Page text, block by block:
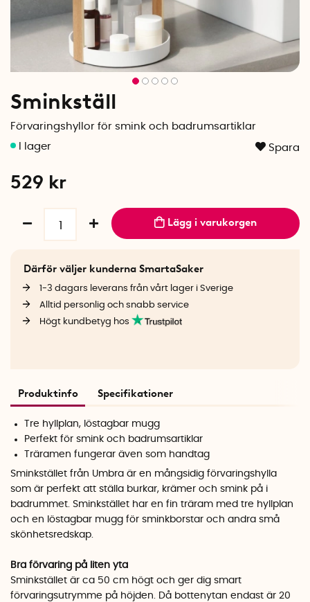
Sminkställ
Förvaringshyllor för smink och badrumsartiklar
Spara
529 kr
Lägg i varukorgen
Därför väljer kunderna SmartaSaker
1-3 dagars leverans från vårt lager i Sverige
Alltid personlig och snabb service
Högt kundbetyg hos
Produktinfo Specifikationer
Tre hyllplan, löstagbar mugg
Perfekt för smink och badrumsartiklar
Träramen fungerar även som handtag
Sminkstället från Umbra är en mångsidig förvaringshylla
som är perfekt att ställa burkar, krämer och smink på i
badrummet. Sminkstället har en fin träram med tre hyllplan
och en löstagbar mugg för sminkborstar och andra små
skönhetsredskap.
Bra förvaring på liten yta
Sminkstället är ca 50 cm högt och ger dig smart
förvaringsutrymme på höjden. Då bottenytan endast är 20